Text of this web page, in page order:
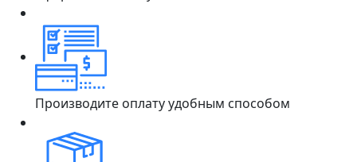
Производите оплату удобным способом